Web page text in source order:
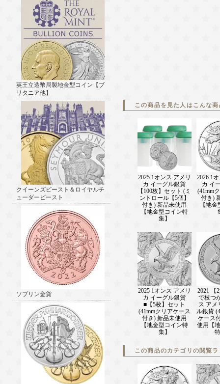
英王立造幣局製地金型コイン【ブ
リタニア他】
クイーンズビースト＆ロイヤルチ
ューダービースト
ソブリン金貨
この商品を見た人はこんな
2025 1オンス アメリ
カ イーグル銀貨
【100枚】セット (ミ
ントロール【5個】
付き) 新品未使用
【地金型コイン特
集】
2026 1
カ イ
(41mm
付き)
【地
2025 1オンス アメリ
カ イーグル銀貨
■【5枚】セット
(41mmクリアケース
付き) 新品未使用
【地金型コイン特
集】
2021 【
で枝つ
ス アメ
ル銀貨
ケース
使用【
この商品のカテゴリの閲覧